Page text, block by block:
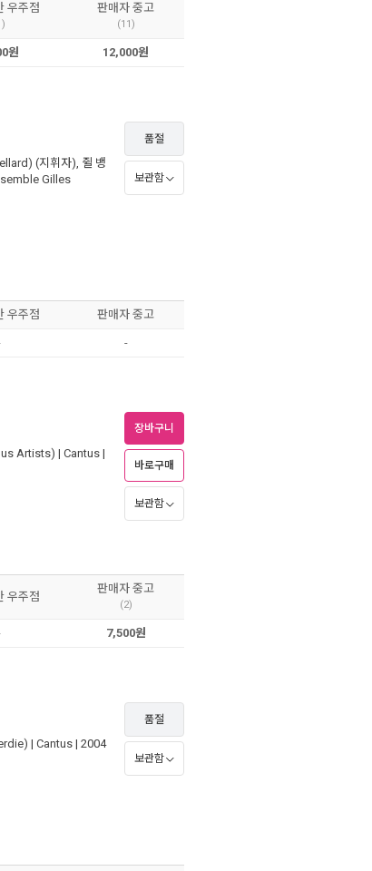
우주점 판매자 중고
(11)
원 12,000원
(지휘자), 쥘 뱅
Gilles
품절
보관함
우주점 판매자 중고
-
Artists) | Cantus |
장바구니
바로구매
보관함
우주점
판매자 중고
(2)
7,500원
| Cantus | 2004
품절
보관함